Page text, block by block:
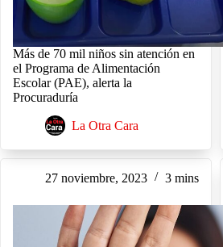
Más de 70 mil niños sin atención en
el Programa de Alimentación
Escolar (PAE), alerta la
Procuraduría
La Otra Cara
27 noviembre, 2023 3 mins